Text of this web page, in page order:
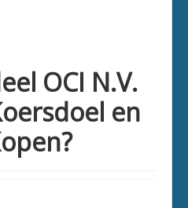
OCI N.V.
en